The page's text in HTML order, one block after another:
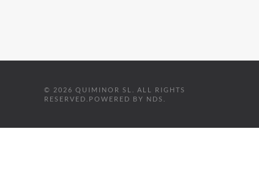
© 2026 QUIMINOR SL. ALL RIGHTS
RESERVED. POWERED BY NDS